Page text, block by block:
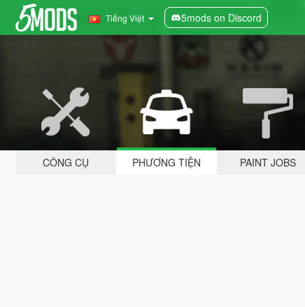
Tiếng Việt 5mods on Discord
CÔNG CỤ PHƯƠNG TIỆN PAINT JOBS